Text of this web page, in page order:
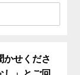
かせくださ